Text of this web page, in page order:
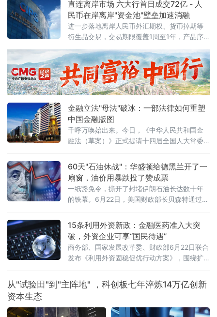
再次开会，就9月产量作出进一步
同比增长73.99%。拉长时间来看，2026年上
半年A股累计新开户2016.13万户，较2025年同
期的1259.77万户增长约60%。这一数字意味着
什么？2025年全年A股新开户合计为274
直连离岸市场 六大行首日成交72亿 - 人
民币在岸离岸"资金池"壁垒加速消融
进一步落地离岸人民币外汇期权、货币掉期等
衍生品交易，交易期限覆盖1周至1年，产品序
金融立法"母法"破冰：一部法律如何重塑
中国金融版图
千呼万唤始出来。今日，《中华人民共和国金
融法（草案）》正式提请十四届全国人大常委
金融领域"管总"大法，终于从幕后走向台前。这
不是一次普通的立法程序，而是中国金融法治
建设迈出的历史性一步。一、"1+N+X"：一张
图看懂金融法律新格局金融法的定位极为清晰
——金融法律体系中的"1"。所谓"1+N+X"：金
60天"石油休战"：华盛顿给德黑兰开了一
扇窗，油价用暴跌投了赞成票
一纸豁免令，撕开了封堵伊朗石油长达数十年
的铁幕。6月22日，美国财政部长贝森特通过社
60天的一般许可，全面豁免伊朗原油、石化及
石油产品的生产、交付与销售制裁，期限直指
2026年8月21日。更具颠覆性的是——伊朗石
油可以用美元结算，甚至可以卖给美国买家。
消息落地不到24小时，国际原油期货市场剧烈
15条利用外资新政：金融医药准入大突
破，外资企业可享“国民待遇”
商务部、国家发展改革委、财政部6月22日联合
发布《利用外资固稳促优行动方案》，围绕扩
促进水平、健全外商投资服务保障体系、优化
外资管理等五方面提出15条政策举措。这是“十
重磅政策组合拳。服务业、金融业、医药产业
从"试验田"到"主阵地" ，科创板七年淬炼14万亿创新
资本生态